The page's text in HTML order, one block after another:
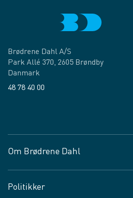
Brødrene Dahl A/S
Park Allé 370, 2605 Brøndby
Danmark
48 78 40 00
Om Brødrene Dahl
Vagttelefon 30 10 89 89
Politikker